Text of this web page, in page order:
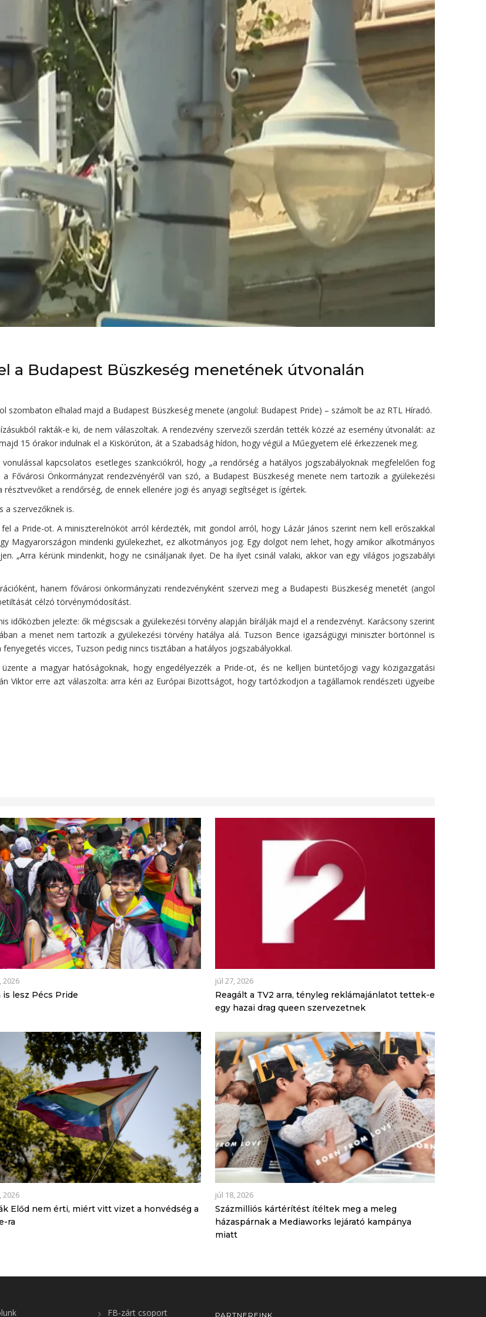
a Budapest Büszkeség menetének útvonalán
elhalad majd a Budapest Büszkeség menete (angolul: Budapest Pride) – számolt be az RTL Híradó.
rakták-e ki, de nem válaszoltak. A rendezvény szervezői szerdán tették közzé az esemény útvonalát: az
15 órakor indulnak el a Kiskörúton, át a Szabadság hídon, hogy végül a Műegyetem elé érkezzenek meg.
kapcsolatos esetleges szankciókról, hogy „a rendőrség a hatályos jogszabályoknak megfelelően fog
Fővárosi Önkormányzat rendezvényéről van szó, a Budapest Büszkeség menete nem tartozik a gyülekezési
a rendőrség, de ennek ellenére jogi és anyagi segítséget is ígértek.
a szervezőknek is.
a Pride-ot. A miniszterelnököt arról kérdezték, mit gondol arról, hogy Lázár János szerint nem kell erőszakkal
Magyarországon mindenki gyülekezhet, ez alkotmányos jog. Egy dolgot nem lehet, hogy amikor alkotmányos
„Arra kérünk mindenkit, hogy ne csináljanak ilyet. De ha ilyet csinál valaki, akkor van egy világos jogszabályi
hanem fővárosi önkormányzati rendezvényként szervezi meg a Budapesti Büszkeség menetét (angol
célzó törvénymódosítást.
időközben jelezte: ők mégiscsak a gyülekezési törvény alapján bírálják majd el a rendezvényt. Karácsony szerint
a menet nem tartozik a gyülekezési törvény hatálya alá. Tuzson Bence igazságügyi miniszter börtönnel is
vicces, Tuzson pedig nincs tisztában a hatályos jogszabályokkal.
a magyar hatóságoknak, hogy engedélyezzék a Pride-ot, és ne kelljen büntetőjogi vagy közigazgatási
Viktor erre azt válaszolta: arra kéri az Európai Bizottságot, hogy tartózkodjon a tagállamok rendészeti ügyeibe
2026
is lesz Pécs Pride
júl 27, 2026
Reagált a TV2 arra, tényleg reklámajánlatot tettek-e
egy hazai drag queen szervezetnek
2026
Előd nem érti, miért vitt vizet a honvédség a
ra
júl 18, 2026
Százmilliós kártérítést ítéltek meg a meleg
házaspárnak a Mediaworks lejárató kampánya
miatt
FB-zárt csoport PARTNEREINK